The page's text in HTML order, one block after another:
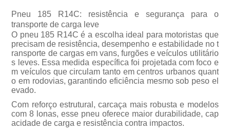
Pneu 185 R14C: resistência e segurança para o
transporte de carga leve
O pneu 185 R14C é a escolha ideal para motoristas que
precisam de resistência, desempenho e estabilidade no t
ransporte de cargas em vans, furgões e veículos utilitário
s leves. Essa medida específica foi projetada com foco e
m veículos que circulam tanto em centros urbanos quant
o em rodovias, garantindo eficiência mesmo sob peso el
evado.
Com reforço estrutural, carcaça mais robusta e modelos
com 8 lonas, esse pneu oferece maior durabilidade, cap
acidade de carga e resistência contra impactos.